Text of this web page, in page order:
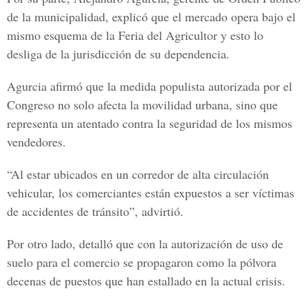
de la municipalidad, explicó que el mercado opera bajo el
mismo esquema de la Feria del Agricultor y esto lo
desliga de la jurisdicción de su dependencia.
Agurcia afirmó que la medida populista autorizada por el
Congreso no solo afecta la movilidad urbana, sino que
representa un atentado contra la seguridad de los mismos
vendedores.
“Al estar ubicados en un corredor de alta circulación
vehicular, los comerciantes están expuestos a ser víctimas
de accidentes de tránsito”, advirtió.
Por otro lado, detalló que con la autorización de uso de
suelo para el comercio se propagaron como la pólvora
decenas de puestos que han estallado en la actual crisis.